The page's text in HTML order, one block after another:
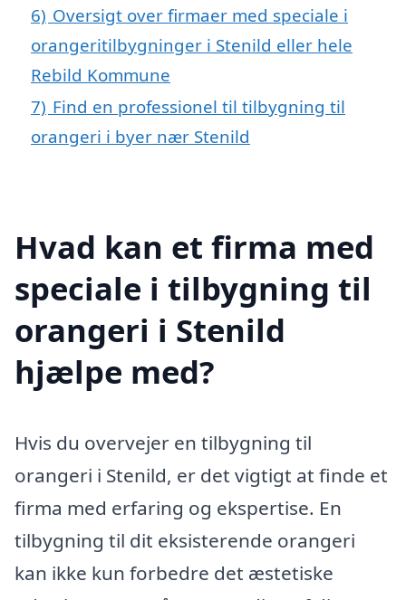
6) Oversigt over firmaer med speciale i
orangeritilbygninger i Stenild eller hele
Rebild Kommune
7) Find en professionel til tilbygning til
orangeri i byer nær Stenild
Hvad kan et firma med
speciale i tilbygning til
orangeri i Stenild
hjælpe med?
Hvis du overvejer en tilbygning til
orangeri i Stenild, er det vigtigt at finde et
firma med erfaring og ekspertise. En
tilbygning til dit eksisterende orangeri
kan ikke kun forbedre det æstetiske